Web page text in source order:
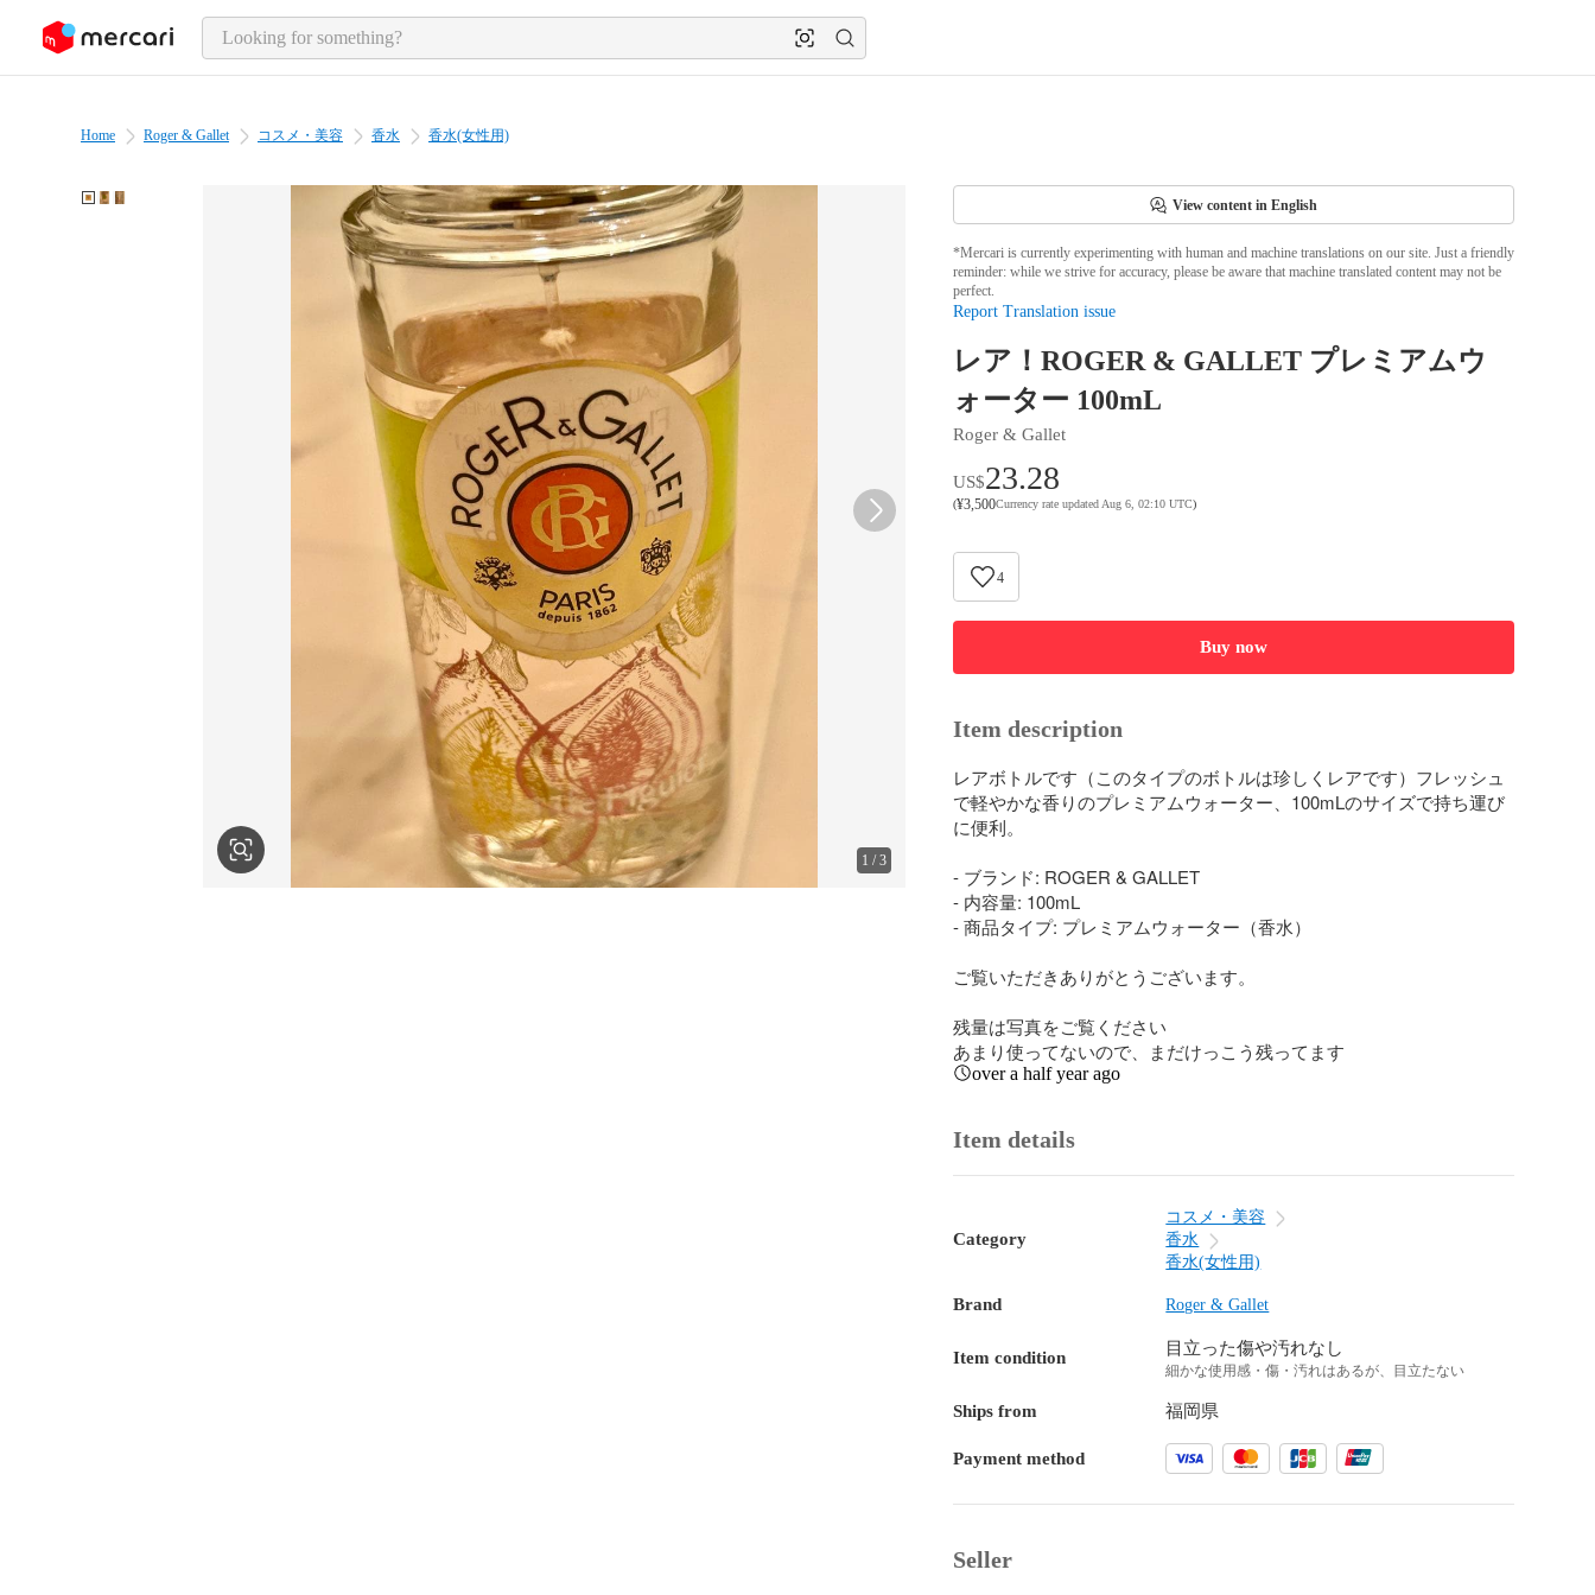
page content
Home Roger & Gallet コスメ・美容 香水 香水(女性用)
1 /3
View content in English
*Mercari is currently experimenting with human and machine translations on our site. Just a friendly
reminder: while we strive for accuracy, please be aware that machine translated content may not be
perfect.
Report Translation issue
レア！ROGER & GALLET プレミアムウ
ォーター 100mL
Roger & Gallet
US$23.28
(¥3,500Currency rate updated Aug 6, 02:10 UTC)
4
Buy now
Item description
レアボトルです（このタイプのボトルは珍しくレアです）フレッシュ
で軽やかな香りのプレミアムウォーター、100mLのサイズで持ち運び
に便利。
- ブランド: ROGER & GALLET
- 内容量: 100mL
- 商品タイプ: プレミアムウォーター（香水）
ご覧いただきありがとうございます。
残量は写真をご覧ください
あまり使ってないので、まだけっこう残ってます
over a half year ago
Item details
Category
コスメ・美容
香水
香水(女性用)
Brand Roger & Gallet
Item condition 目立った傷や汚れなし
細かな使用感・傷・汚れはあるが、目立たない
Ships from 福岡県
Payment method
Seller